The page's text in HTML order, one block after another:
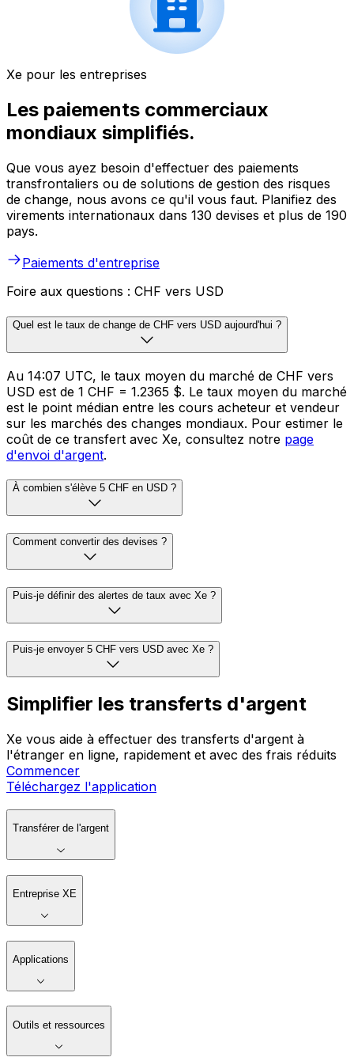
Xe pour les entreprises
Les paiements commerciaux
mondiaux simplifiés.
Que vous ayez besoin d'effectuer des paiements
transfrontaliers ou de solutions de gestion des risques
de change, nous avons ce qu'il vous faut. Planifiez des
virements internationaux dans 130 devises et plus de 190
pays.
Paiements d'entreprise
Foire aux questions : CHF vers USD
Quel est le taux de change de CHF vers USD aujourd'hui ?
Au 14:07 UTC, le taux moyen du marché de CHF vers
USD est de 1 CHF = 1.2365 $. Le taux moyen du marché
est le point médian entre les cours acheteur et vendeur
sur les marchés des changes mondiaux. Pour estimer le
coût de ce transfert avec Xe, consultez notre page
d'envoi d'argent.
À combien s'élève 5 CHF en USD ?
Comment convertir des devises ?
Puis-je définir des alertes de taux avec Xe ?
Puis-je envoyer 5 CHF vers USD avec Xe ?
Simplifier les transferts d'argent
Xe vous aide à effectuer des transferts d'argent à
l'étranger en ligne, rapidement et avec des frais réduits
Commencer
Téléchargez l'application
Transférer de l'argent
Entreprise XE
Applications
Outils et ressources